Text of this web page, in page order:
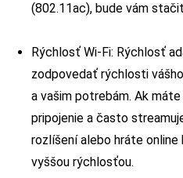
(802.11ac), bude vám
Rýchlosť Wi-Fi: Rýchlosť
zodpovedať rýchlosti
a vašim potrebám. Ak
pripojenie a často
rozlíšení alebo hráte
vyššou rýchlosťou.